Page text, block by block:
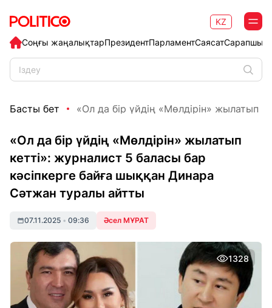
Соңғы жаңалықтарПрезидентПарламентСаясат
KZ
Басты бет «Ол да бір үйдің «Мөлдірін» жылатып
«Ол да бір үйдің «Мөлдірін» жылатып
кетті»: журналист 5 баласы бар
кәсіпкерге байға шыққан Динара
Сәтжан туралы айтты
07.11.2025 • 09:36 Әсел МҰРАТ
1328